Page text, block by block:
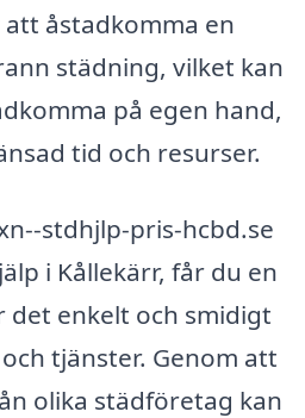
åstadkomma en
städning, vilket kan
på egen hand,
tid och resurser.
stdhjlp-pris-hcbd.se
i Kållekärr, får du en
enkelt och smidigt
tjänster. Genom att
olika städföretag kan